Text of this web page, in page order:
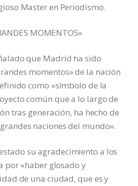
Master en Periodismo.
MOMENTOS»
que Madrid ha sido
momentos» de la nación
como «símbolo de la
común que a lo largo de
tras generación, ha hecho de
naciones del mundo».
su agradecimiento a los
por «haber glosado y
de una ciudad, que es y